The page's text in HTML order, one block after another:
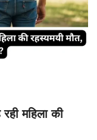
महिला की